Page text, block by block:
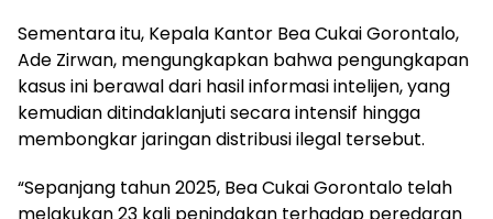
Sementara itu, Kepala Kantor Bea Cukai Gorontalo,
Ade Zirwan, mengungkapkan bahwa pengungkapan
kasus ini berawal dari hasil informasi intelijen, yang
kemudian ditindaklanjuti secara intensif hingga
membongkar jaringan distribusi ilegal tersebut.
“Sepanjang tahun 2025, Bea Cukai Gorontalo telah